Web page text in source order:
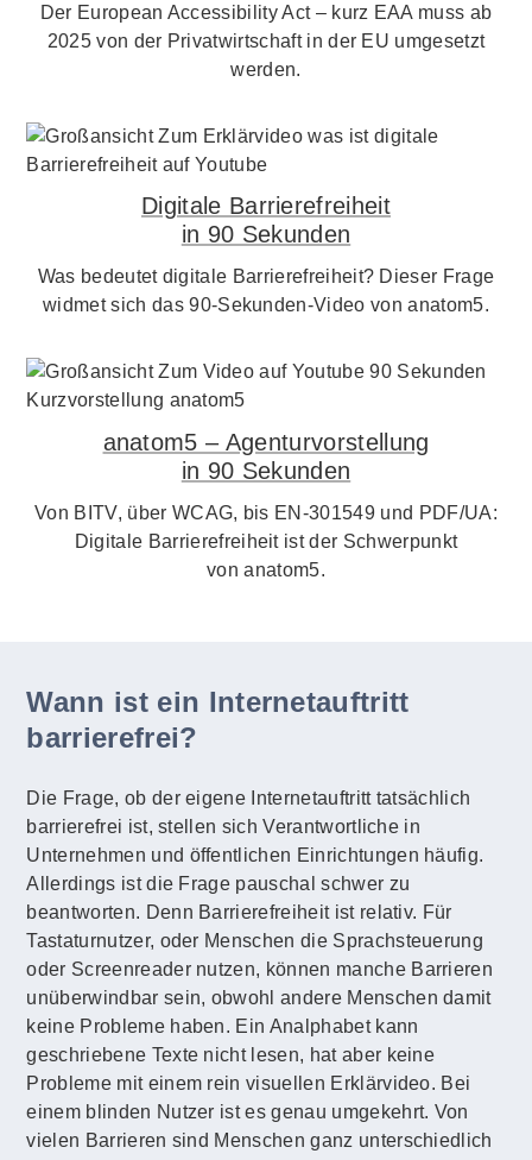
Der European Accessibility Act – kurz EAA muss ab
2025 von der Privatwirtschaft in der EU umgesetzt
werden.
Digitale Barrierefreiheit
in 90 Sekunden
Was bedeutet digitale Barrierefreiheit? Dieser Frage
widmet sich das 90-Sekunden-Video von anatom5.
anatom5 – Agenturvorstellung
in 90 Sekunden
Von BITV, über WCAG, bis EN-301549 und PDF/UA:
Digitale Barrierefreiheit ist der Schwerpunkt
von anatom5.
Wann ist ein Internetauftritt
barrierefrei?
Die Frage, ob der eigene Internetauftritt tatsächlich
barrierefrei ist, stellen sich Verantwortliche in
Unternehmen und öffentlichen Einrichtungen häufig.
Allerdings ist die Frage pauschal schwer zu
beantworten. Denn Barrierefreiheit ist relativ. Für
Tastaturnutzer, oder Menschen die Sprachsteuerung
oder Screenreader nutzen, können manche Barrieren
unüberwindbar sein, obwohl andere Menschen damit
keine Probleme haben. Ein Analphabet kann
geschriebene Texte nicht lesen, hat aber keine
Probleme mit einem rein visuellen Erklärvideo. Bei
einem blinden Nutzer ist es genau umgekehrt. Von
vielen Barrieren sind Menschen ganz unterschiedlich